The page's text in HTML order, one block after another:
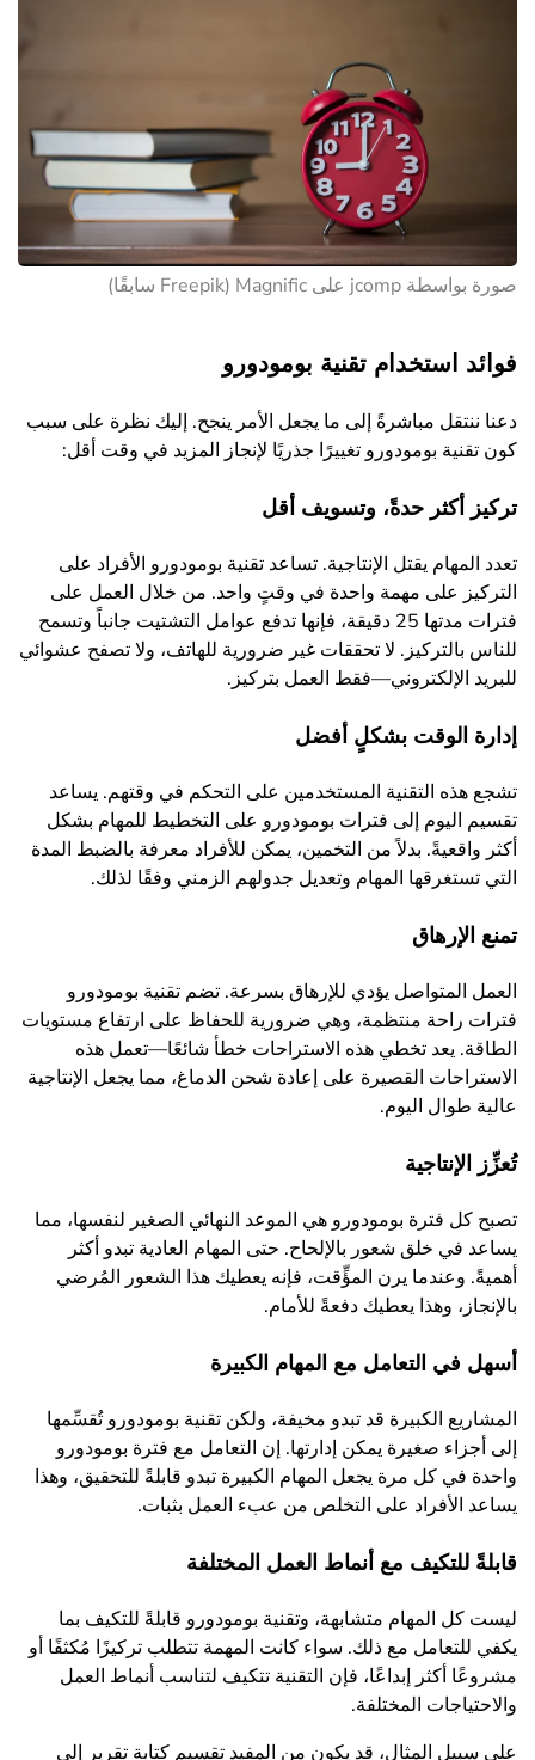
صورة بواسطة jcomp على Magnific (Freepik سابقًا)
فوائد استخدام تقنية بومودورو
دعنا ننتقل مباشرةً إلى ما يجعل الأمر ينجح. إليك نظرة على سبب
كون تقنية بومودورو تغييرًا جذريًا لإنجاز المزيد في وقت أقل:
تركيز أكثر حدةً، وتسويف أقل
تعدد المهام يقتل الإنتاجية. تساعد تقنية بومودورو الأفراد على
التركيز على مهمة واحدة في وقتٍ واحد. من خلال العمل على
فترات مدتها 25 دقيقة، فإنها تدفع عوامل التشتيت جانباً وتسمح
للناس بالتركيز. لا تحققات غير ضرورية للهاتف، ولا تصفح عشوائي
للبريد الإلكتروني—فقط العمل بتركيز.
إدارة الوقت بشكلٍ أفضل
تشجع هذه التقنية المستخدمين على التحكم في وقتهم. يساعد
تقسيم اليوم إلى فترات بومودورو على التخطيط للمهام بشكل
أكثر واقعيةً. بدلاً من التخمين، يمكن للأفراد معرفة بالضبط المدة
التي تستغرقها المهام وتعديل جدولهم الزمني وفقًا لذلك.
تمنع الإرهاق
العمل المتواصل يؤدي للإرهاق بسرعة. تضم تقنية بومودورو
فترات راحة منتظمة، وهي ضرورية للحفاظ على ارتفاع مستويات
الطاقة. يعد تخطي هذه الاستراحات خطأ شائعًا—تعمل هذه
الاستراحات القصيرة على إعادة شحن الدماغ، مما يجعل الإنتاجية
عالية طوال اليوم.
تُعزِّز الإنتاجية
تصبح كل فترة بومودورو هي الموعد النهائي الصغير لنفسها، مما
يساعد في خلق شعور بالإلحاح. حتى المهام العادية تبدو أكثر
أهميةً. وعندما يرن المؤِّقت، فإنه يعطيك هذا الشعور المُرضي
بالإنجاز، وهذا يعطيك دفعةً للأمام.
أسهل في التعامل مع المهام الكبيرة
المشاريع الكبيرة قد تبدو مخيفة، ولكن تقنية بومودورو تُقسِّمها
إلى أجزاء صغيرة يمكن إدارتها. إن التعامل مع فترة بومودورو
واحدة في كل مرة يجعل المهام الكبيرة تبدو قابلةً للتحقيق، وهذا
يساعد الأفراد على التخلص من عبء العمل بثبات.
قابلةً للتكيف مع أنماط العمل المختلفة
ليست كل المهام متشابهة، وتقنية بومودورو قابلةً للتكيف بما
يكفي للتعامل مع ذلك. سواء كانت المهمة تتطلب تركيزًا مُكثفًا أو
مشروعًا أكثر إبداعًا، فإن التقنية تتكيف لتناسب أنماط العمل
والاحتياجات المختلفة.
على سبيل المثال، قد يكون من المفيد تقسيم كتابة تقرير إلى